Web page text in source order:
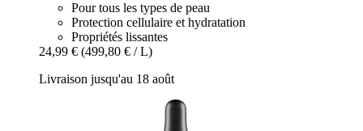
Pour tous les types de peau
Protection cellulaire et hydratation
Propriétés lissantes
24,99 € (499,80 € / L)
Livraison jusqu'au 18 août